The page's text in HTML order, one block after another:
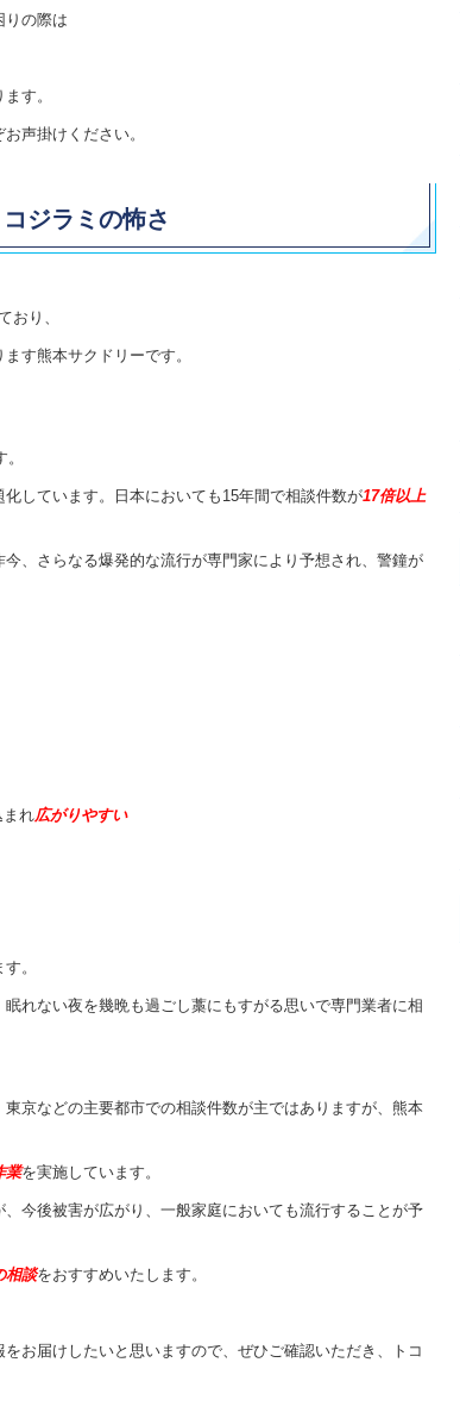
りの際は
す。
声掛けください。
ジラミの怖さ
おり、
す熊本サクドリーです。
しています。日本においても15年間で相談件数が17倍以上
、さらなる爆発的な流行が専門家により予想され、警鐘が
まれ広がりやすい
。
れない夜を幾晩も過ごし藁にもすがる思いで専門業者に相
京などの主要都市での相談件数が主ではありますが、熊本
業を実施しています。
今後被害が広がり、一般家庭においても流行することが予
相談をおすすめいたします。
お届けしたいと思いますので、ぜひご確認いただき、トコ